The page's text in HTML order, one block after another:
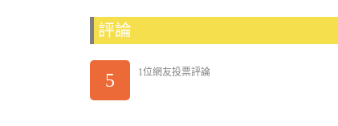
評論
5 1位網友投票評論